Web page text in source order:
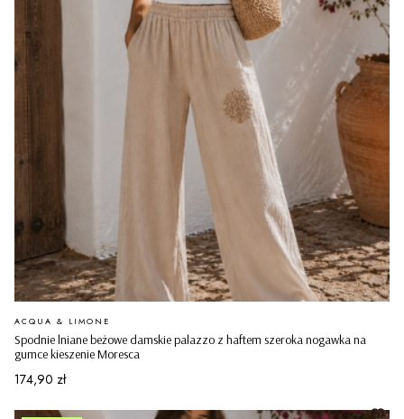
Spodnie lniane beżowe damskie palazzo z haftem szeroka nogawka na
gumce kieszenie Moresca
PRODUCENT
ACQUA & LIMONE
Cena
174,90 zł